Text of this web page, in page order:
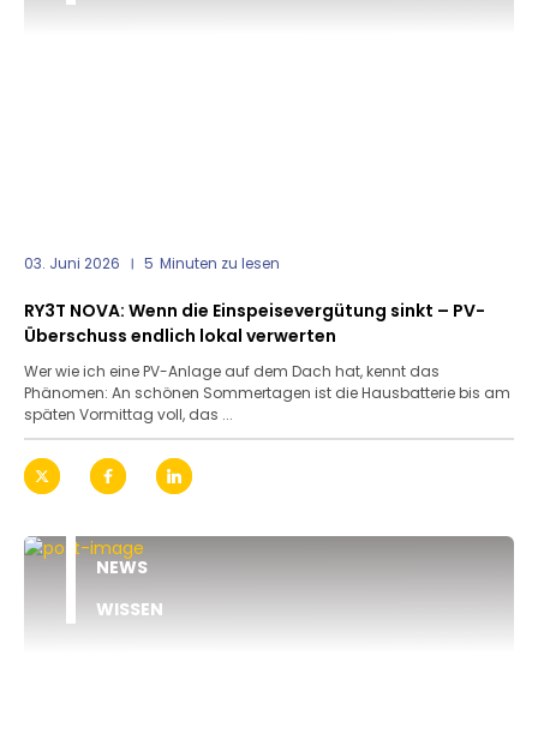
03. Juni 2026 5 Minuten zu lesen
RY3T NOVA: Wenn die Einspeisevergütung sinkt – PV-
Überschuss endlich lokal verwerten
Wer wie ich eine PV-Anlage auf dem Dach hat, kennt das
Phänomen: An schönen Sommertagen ist die Hausbatterie bis am
späten Vormittag voll, das ...
NEWS
WISSEN